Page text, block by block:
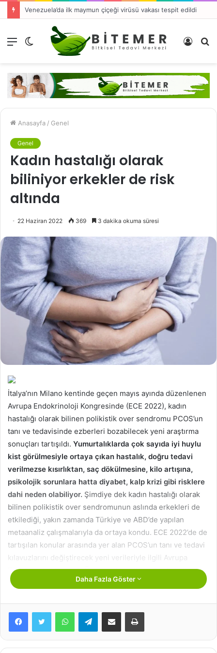
Venezuela’da ilk maymun çiçeği virüsü vakası tespit edildi
Menü
görünümü
Kayıt
Anasayfa / Genel
Genel
Kadın hastalığı olarak
biliniyor erkekler de risk
altında
22 Haziran 2022 369 3 dakika okuma süresi
İtalya’nın Milano kentinde geçen mayıs ayında düzenlenen
Avrupa Endokrinoloji Kongresinde (ECE 2022), kadın
hastalığı olarak bilinen polikistik over sendromu PCOS’un
tanı ve tedavisinde ezberleri bozabilecek yeni araştırma
sonuçları tartışıldı. Yumurtalıklarda çok sayıda iyi huylu
kist görülmesiyle ortaya çıkan hastalık, doğru tedavi
verilmezse kısırlıktan, saç dökülmesine, kilo artışına,
psikolojik sorunlara hatta diyabet, kalp krizi gibi risklere
dahi neden olabiliyor. Şimdiye dek kadın hastalığı olarak
bilinen polikistik over sendromunun aslında erkekleri de
etkilediği, yakın zamanda Türkiye ve ABD’de yapılan
metaanaliz çalışmalarıyla da ortaya kondu. ECE 2022’de de
tartışılan konular arasında yer alan PCOS’un tanı ve tedavi
kılavuzlarını değiştirecek yeni verileriyle ilgili Avrupa
Endokrinoloji Derneği Üyesi ve Hacettepe Tıp Fakültesi
Endokrinoloji ve Metabolizma Hastalıkları Bilim Dalı
‘PCOS OLANLARIN BABASINDA DİYABET RİSKİ YARI
YARIYA DAHA FAZLA’
Daha Fazla Göster
WhatsAppTelegramE-Posta ile paylaş Yazdır